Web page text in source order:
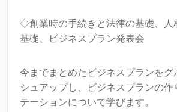
◇創業時の手続きと法律の基礎、人
基礎、ビジネスプラン発表会
今までまとめたビジネスプランをグ
シュアップし、ビジネスプランの作
テーションについて学びます。